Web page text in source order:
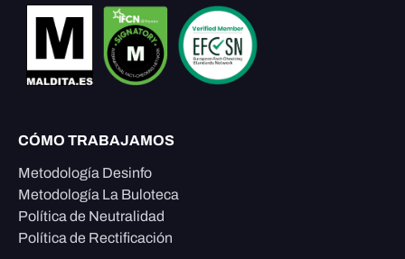
CÓMO TRABAJAMOS
Metodología Desinfo
Metodología La Buloteca
Política de Neutralidad
Política de Rectificación